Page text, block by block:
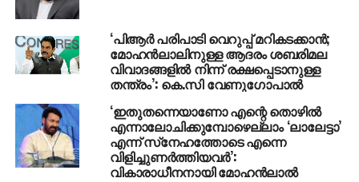
ആക്രമണം
DON'T MISS
വേറെ പണിയൊന്നുമില്ലേ; പ്രതിപക്ഷം
പറയുമ്പോഴേ ഞാനങ്ങ് രാജിവയ്ക്കാന്‍: എം.എം
‘പിആര്‍ പരിപാടി വെറുപ്പ് മറികടക്കാന്‍;
മോഹന്‍ലാലിനുള്ള ആദരം ശബരിമല
വിവാദങ്ങളില്‍ നിന്ന് രക്ഷപ്പെടാനുള്ള
തന്ത്രം’: കെ.സി വേണുഗോപാല്‍
‘ഇതുതന്നെയാണോ എന്റെ തൊഴില്‍
എന്നാലോചിക്കുമ്പോഴെല്ലാം ‘ലാലേട്ടാ’
എന്ന് സ്‌നേഹത്തോടെ എന്നെ
വിളിച്ചുണര്‍ത്തിയവര്‍’:
വികാരാധീനനായി മോഹന്‍ലാല്‍